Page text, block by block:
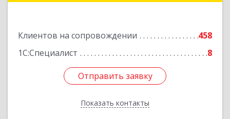
Клиентов на сопровождении
458
1С:Специалист
8
Отправить заявку
Показать контакты
Подробнее
Отправить заявку
Назад